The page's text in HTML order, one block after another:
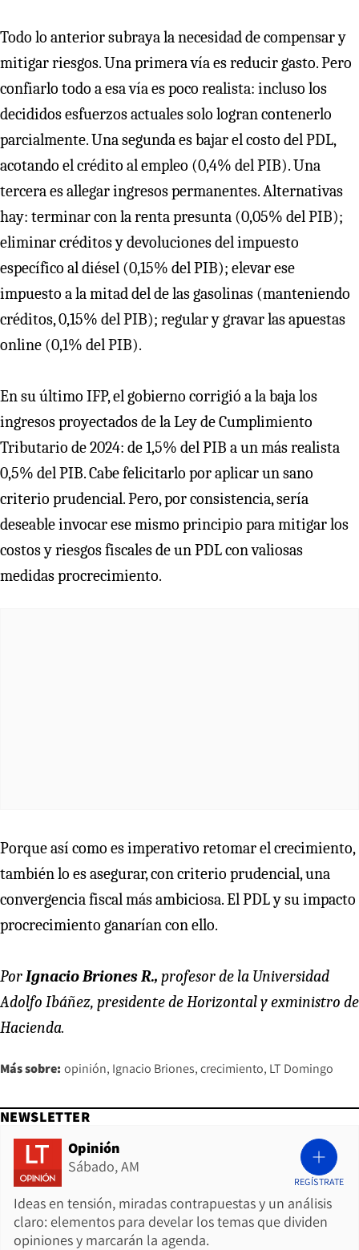
Todo lo anterior subraya la necesidad de compensar y
mitigar riesgos. Una primera vía es reducir gasto. Pero
confiarlo todo a esa vía es poco realista: incluso los
decididos esfuerzos actuales solo logran contenerlo
parcialmente. Una segunda es bajar el costo del PDL,
acotando el crédito al empleo (0,4% del PIB). Una
tercera es allegar ingresos permanentes. Alternativas
hay: terminar con la renta presunta (0,05% del PIB);
eliminar créditos y devoluciones del impuesto
específico al diésel (0,15% del PIB); elevar ese
impuesto a la mitad del de las gasolinas (manteniendo
créditos, 0,15% del PIB); regular y gravar las apuestas
online (0,1% del PIB).
En su último IFP, el gobierno corrigió a la baja los
ingresos proyectados de la Ley de Cumplimiento
Tributario de 2024: de 1,5% del PIB a un más realista
0,5% del PIB. Cabe felicitarlo por aplicar un sano
criterio prudencial. Pero, por consistencia, sería
deseable invocar ese mismo principio para mitigar los
costos y riesgos fiscales de un PDL con valiosas
medidas procrecimiento.
Porque así como es imperativo retomar el crecimiento,
también lo es asegurar, con criterio prudencial, una
convergencia fiscal más ambiciosa. El PDL y su impacto
procrecimiento ganarían con ello.
PorIgnacio Briones R., profesor de la Universidad
Adolfo Ibáñez, presidente de Horizontal y exministro de
Hacienda.
Más sobre: opinión Ignacio Briones crecimiento LT Domingo
NEWSLETTER
Opinión
Sábado, AM
Ideas en tensión, miradas contrapuestas y un análisis
claro: elementos para develar los temas que dividen
opiniones y marcarán la agenda.
REGÍSTRATE